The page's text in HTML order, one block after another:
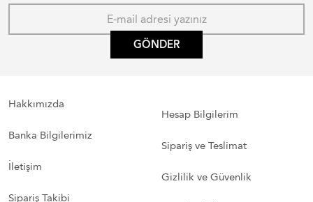
GÖNDER
Hakkımızda
Banka Bilgilerimiz
İletişim
Sipariş Takibi
Hesap Bilgilerim
Sipariş ve Teslimat
Gizlilik ve Güvenlik